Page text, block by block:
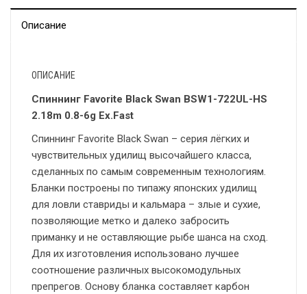
Описание
ОПИСАНИЕ
Спиннинг Favorite Black Swan BSW1-722UL-HS
2.18m 0.8-6g Ex.Fast
Спиннинг Favorite Black Swan – серия лёгких и
чувствительных удилищ высочайшего класса,
сделанных по самым современным технологиям.
Бланки построены по типажу японских удилищ
для ловли ставриды и кальмара – злые и сухие,
позволяющие метко и далеко забросить
приманку и не оставляющие рыбе шанса на сход.
Для их изготовления использовано лучшее
соотношение различных высокомодульных
препрегов. Основу бланка составляет карбон